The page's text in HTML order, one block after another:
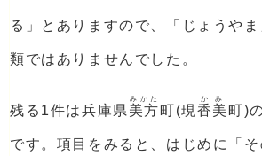
る」とありますので、「じょうや
類ではありませんでした。
残る1件は兵庫県 美方
みかた
町(現 香美
かみ
町)
です。項目をみると、はじめに「